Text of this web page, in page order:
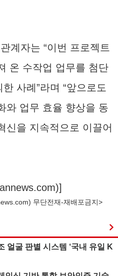
계자는 “이번 프로젝트
온 수작업 업무를 첨단
사례”라며 “앞으로도
와 업무 효율 향상을 동
신을 지속적으로 이끌어
)]
) 무단전재-재배포금지>
얼굴 판별 시스템 ‘국내 유일 K